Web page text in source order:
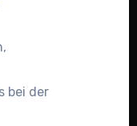
bei der